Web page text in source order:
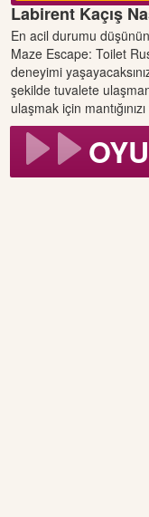
Labirent Kaçış
En acil durumu
Maze Escape: Toilet
deneyimi
şekilde tuvalete
ulaşmak için